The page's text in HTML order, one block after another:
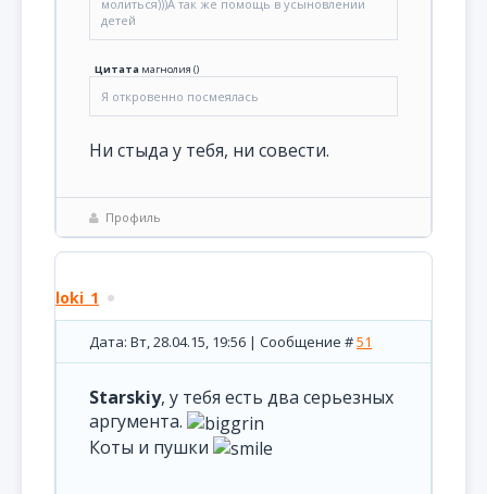
молиться)))А так же помощь в усыновлении
детей
Цитата магнолия ()
Я откровенно посмеялась
Ни стыда у тебя, ни совести.
Профиль
loki_1
Дата: Вт, 28.04.15, 19:56 | Сообщение #51
Starskiy, у тебя есть два серьезных
аргумента.
Коты и пушки